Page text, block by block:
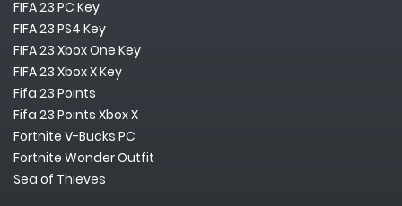
FIFA 23 PC Key
FIFA 23 PS4 Key
FIFA 23 Xbox One Key
FIFA 23 Xbox X Key
Fifa 23 Points
Fifa 23 Points Xbox X
Fortnite V-Bucks PC
Fortnite Wonder Outfit
Sea of Thieves